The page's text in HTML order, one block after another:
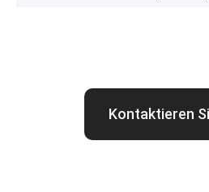
Kontaktieren